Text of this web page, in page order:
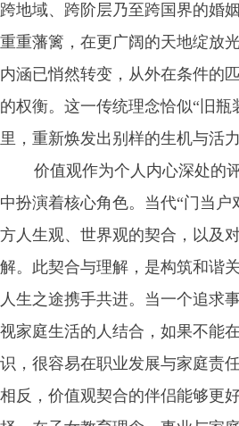
跨地域、跨阶层乃至跨国界的婚
重重藩篱，在更广阔的天地绽放
内涵已悄然转变，从外在条件的
的权衡。这一传统理念恰似“旧瓶
里，重新焕发出别样的生机与活力
价值观作为个人内心深处的
中扮演着核心角色。当代“门当户
方人生观、世界观的契合，以及
解。此契合与理解，是构筑和谐
人生之途携手共进。当一个追求
视家庭生活的人结合，如果不能
识，很容易在职业发展与家庭责
相反，价值观契合的伴侣能够更